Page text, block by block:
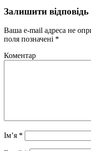
Залишити відповідь
Ваша e-mail адреса не
поля позначені *
Коментар
Ім’я *